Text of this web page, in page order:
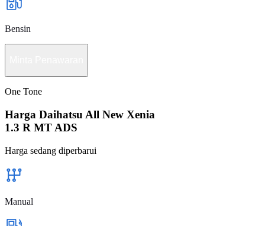
Bensin
One Tone
Harga Daihatsu All New Xenia
1.3 R MT ADS
Harga sedang diperbarui
Manual